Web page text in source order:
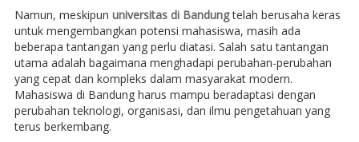
Namun, meskipun universitas di Bandungtelah berusaha keras
untuk mengembangkan potensi mahasiswa, masih ada
beberapa tantangan yang perlu diatasi. Salah satu tantangan
utama adalah bagaimana menghadapi perubahan-perubahan
yang cepat dan kompleks dalam masyarakat modern.
Mahasiswa di Bandung harus mampu beradaptasi dengan
perubahan teknologi, organisasi, dan ilmu pengetahuan yang
terus berkembang.